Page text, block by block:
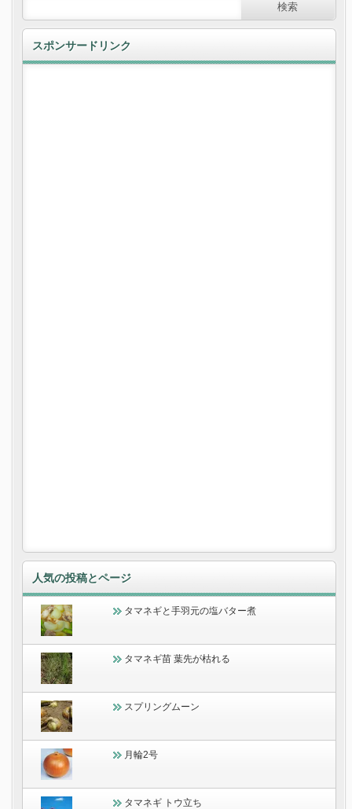
スポンサードリンク
人気の投稿とページ
タマネギと手羽元の塩バター煮
タマネギ苗 葉先が枯れる
スプリングムーン
月輪2号
タマネギ トウ立ち